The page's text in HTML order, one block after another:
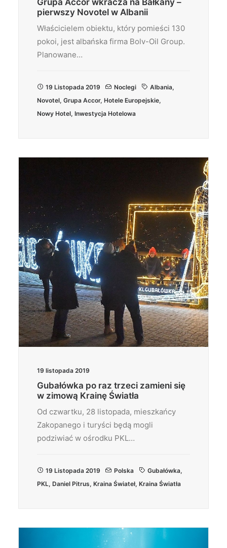
Grupa Accor wkracza na Bałkany –
pierwszy Novotel w Albanii
Właścicielem obiektu, który pomieści 130
pokoi, jest albańska firma Bolv-Oil Group.
Planowane…
19 Listopada 2019 Noclegi Albania,
Novotel, Grupa Accor, Hotele Europejskie,
Nowy Hotel, Inwestycja Hotelowa
19 listopada 2019
Gubałówka po raz trzeci zamieni się
w zimową Krainę Światła
Od czwartku, 28 listopada, mieszkańcy
Zakopanego i turyści będą mogli
podziwiać w ośrodku PKL…
19 Listopada 2019 Polska Gubałówka,
PKL, Daniel Pitrus, Kraina Świateł, Kraina Światła